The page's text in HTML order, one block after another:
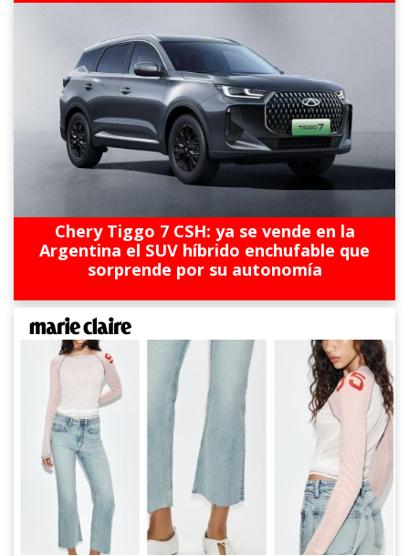
Chery Tiggo 7 CSH: ya se vende en la
Argentina el SUV híbrido enchufable que
sorprende por su autonomía